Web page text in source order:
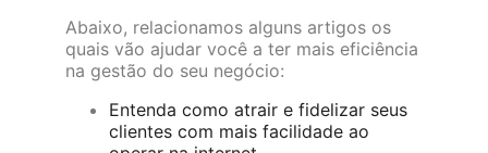
Abaixo, relacionamos alguns artigos os
quais vão ajudar você a ter mais eficiência
na gestão do seu negócio:
Entenda como atrair e fidelizar seus
clientes com mais facilidade ao